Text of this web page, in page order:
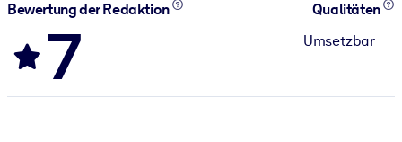
Bewertung der Redaktion
7
Qualitäten
Umsetzbar